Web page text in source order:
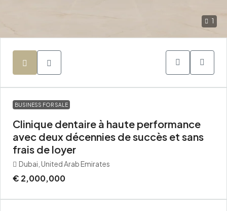
1
BUSINESS FOR SALE
Clinique dentaire à haute performance
avec deux décennies de succès et sans
frais de loyer
Dubai, United Arab Emirates
€ 2,000,000